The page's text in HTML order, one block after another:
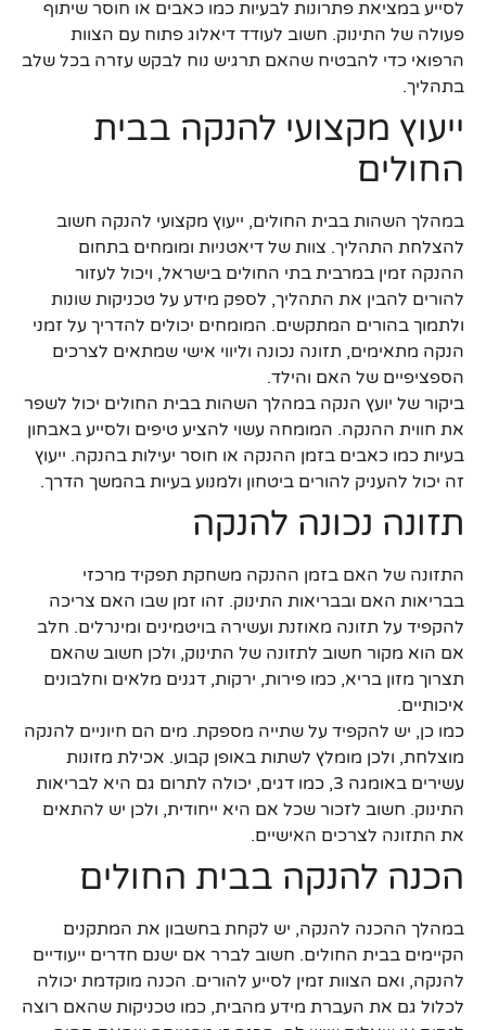
לסייע במציאת פתרונות לבעיות כמו כאבים או חוסר שיתוף
פעולה של התינוק. חשוב לעודד דיאלוג פתוח עם הצוות
הרפואי כדי להבטיח שהאם תרגיש נוח לבקש עזרה בכל שלב
בתהליך.
ייעוץ מקצועי להנקה בבית
החולים
במהלך השהות בבית החולים, ייעוץ מקצועי להנקה חשוב
להצלחת התהליך. צוות של דיאטניות ומומחים בתחום
ההנקה זמין במרבית בתי החולים בישראל, ויכול לעזור
להורים להבין את התהליך, לספק מידע על טכניקות שונות
ולתמוך בהורים המתקשים. המומחים יכולים להדריך על זמני
הנקה מתאימים, תזונה נכונה וליווי אישי שמתאים לצרכים
הספציפיים של האם והילד.
ביקור של יועץ הנקה במהלך השהות בבית החולים יכול לשפר
את חווית ההנקה. המומחה עשוי להציע טיפים ולסייע באבחון
בעיות כמו כאבים בזמן ההנקה או חוסר יעילות בהנקה. ייעוץ
זה יכול להעניק להורים ביטחון ולמנוע בעיות בהמשך הדרך.
תזונה נכונה להנקה
התזונה של האם בזמן ההנקה משחקת תפקיד מרכזי
בבריאות האם ובבריאות התינוק. זהו זמן שבו האם צריכה
להקפיד על תזונה מאוזנת ועשירה בויטמינים ומינרלים. חלב
אם הוא מקור חשוב לתזונה של התינוק, ולכן חשוב שהאם
תצרוך מזון בריא, כמו פירות, ירקות, דגנים מלאים וחלבונים
איכותיים.
כמו כן, יש להקפיד על שתייה מספקת. מים הם חיוניים להנקה
מוצלחת, ולכן מומלץ לשתות באופן קבוע. אכילת מזונות
עשירים באומגה 3, כמו דגים, יכולה לתרום גם היא לבריאות
התינוק. חשוב לזכור שכל אם היא ייחודית, ולכן יש להתאים
את התזונה לצרכים האישיים.
הכנה להנקה בבית החולים
במהלך ההכנה להנקה, יש לקחת בחשבון את המתקנים
הקיימים בבית החולים. חשוב לברר אם ישנם חדרים ייעודיים
להנקה, ואם הצוות זמין לסייע להורים. הכנה מוקדמת יכולה
לכלול גם את העברת מידע מהבית, כמו טכניקות שהאם רוצה